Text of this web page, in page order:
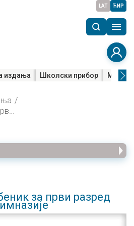
LAT ЋИР
издања Школски прибор Мала
Физика 1, уџбеник за први разред гимназије
за први разред